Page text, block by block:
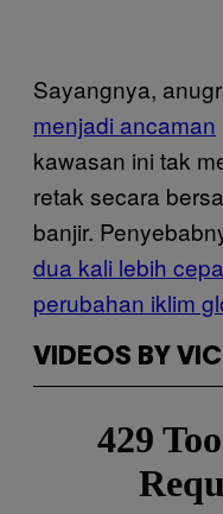
Sayangnya,
menjadi ancaman
kawasan ini tak
retak secara
banjir.
dua kali lebih
perubahan iklim
VIDEOS BY